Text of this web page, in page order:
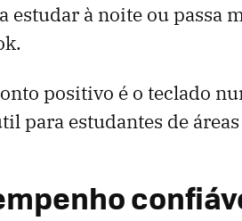
estudar à noite ou passa
positivo é o teclado
para estudantes de